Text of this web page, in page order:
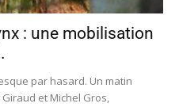
: une mobilisation
par hasard. Un matin
et Michel Gros,